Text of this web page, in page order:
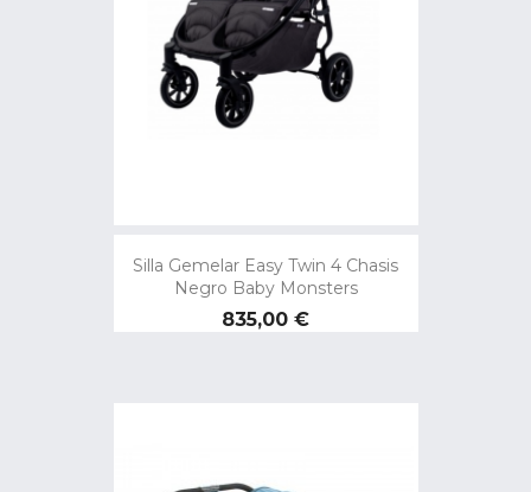
Silla Gemelar Easy Twin 4 Chasis
Negro Baby Monsters
Precio
835,00 €